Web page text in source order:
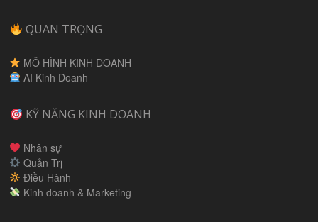
QUAN TRỌNG
MÔ HÌNH KINH DOANH
AI Kinh Doanh
KỸ NĂNG KINH DOANH
Nhân sự
Quản Trị
Điều Hành
Kinh doanh & Marketing